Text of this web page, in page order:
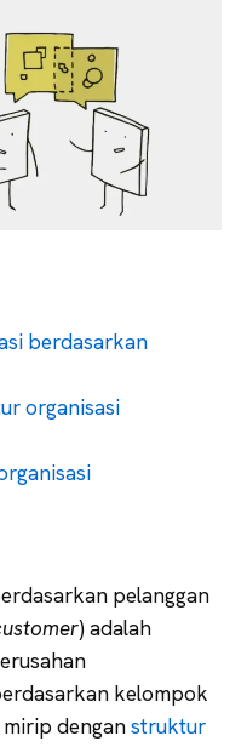
berdasarkan
organisasi
pelanggan
) adalah
kelompok
denganstruktur